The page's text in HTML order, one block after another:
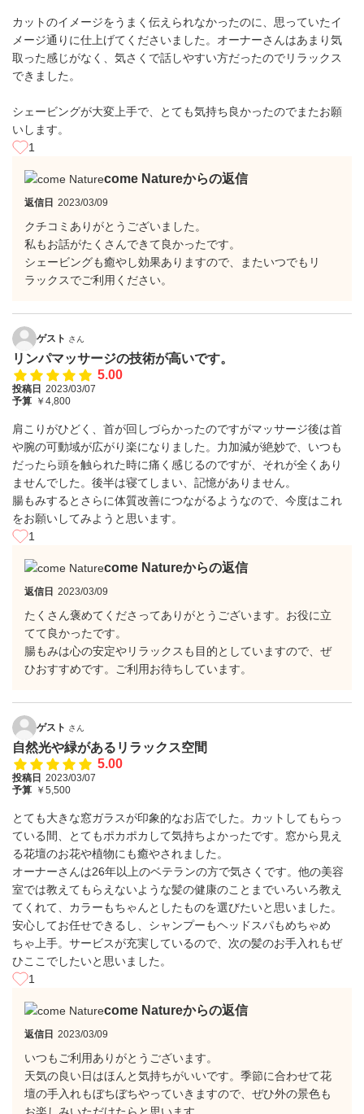
カットのイメージをうまく伝えられなかったのに、思っていたイ
メージ通りに仕上げてくださいました。オーナーさんはあまり気
取った感じがなく、気さくで話しやすい方だったのでリラックス
できました。
シェービングが大変上手で、とても気持ち良かったのでまたお願
いします。
1
come Natureからの返信
返信日 2023/03/09
クチコミありがとうございました。
私もお話がたくさんできて良かったです。
シェービングも癒やし効果ありますので、またいつでもリ
ラックスでご利用ください。
ゲスト さん
リンパマッサージの技術が高いです。
5.00
投稿日 2023/03/07
予算 ￥4,800
肩こりがひどく、首が回しづらかったのですがマッサージ後は首
や腕の可動域が広がり楽になりました。力加減が絶妙で、いつも
だったら頭を触られた時に痛く感じるのですが、それが全くあり
ませんでした。後半は寝てしまい、記憶がありません。
腸もみするとさらに体質改善につながるようなので、今度はこれ
をお願いしてみようと思います。
1
come Natureからの返信
返信日 2023/03/09
たくさん褒めてくださってありがとうございます。お役に立
てて良かったです。
腸もみは心の安定やリラックスも目的としていますので、ぜ
ひおすすめです。ご利用お待ちしています。
ゲスト さん
自然光や緑があるリラックス空間
5.00
投稿日 2023/03/07
予算 ￥5,500
とても大きな窓ガラスが印象的なお店でした。カットしてもらっ
ている間、とてもポカポカして気持ちよかったです。窓から見え
る花壇のお花や植物にも癒やされました。
オーナーさんは26年以上のベテランの方で気さくです。他の美容
室では教えてもらえないような髪の健康のことまでいろいろ教え
てくれて、カラーもちゃんとしたものを選びたいと思いました。
安心してお任せできるし、シャンプーもヘッドスパもめちゃめ
ちゃ上手。サービスが充実しているので、次の髪のお手入れもぜ
ひここでしたいと思いました。
1
come Natureからの返信
返信日 2023/03/09
いつもご利用ありがとうございます。
天気の良い日はほんと気持ちがいいです。季節に合わせて花
壇の手入れもぼちぼちやっていきますので、ぜひ外の景色も